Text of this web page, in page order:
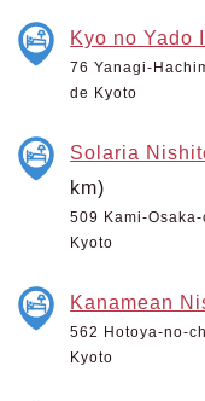
Kyo no Yado
76 Yanagi-
de Kyoto
Solaria
km)
509 Kami-
Kyoto
Kanamean
562 Hotoya-no-
Kyoto